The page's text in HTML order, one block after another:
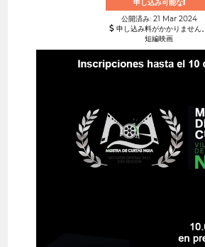
申し込み可能な!
公開済み: 21 Mar 2024
申し込み料がかかりません。
短編映画